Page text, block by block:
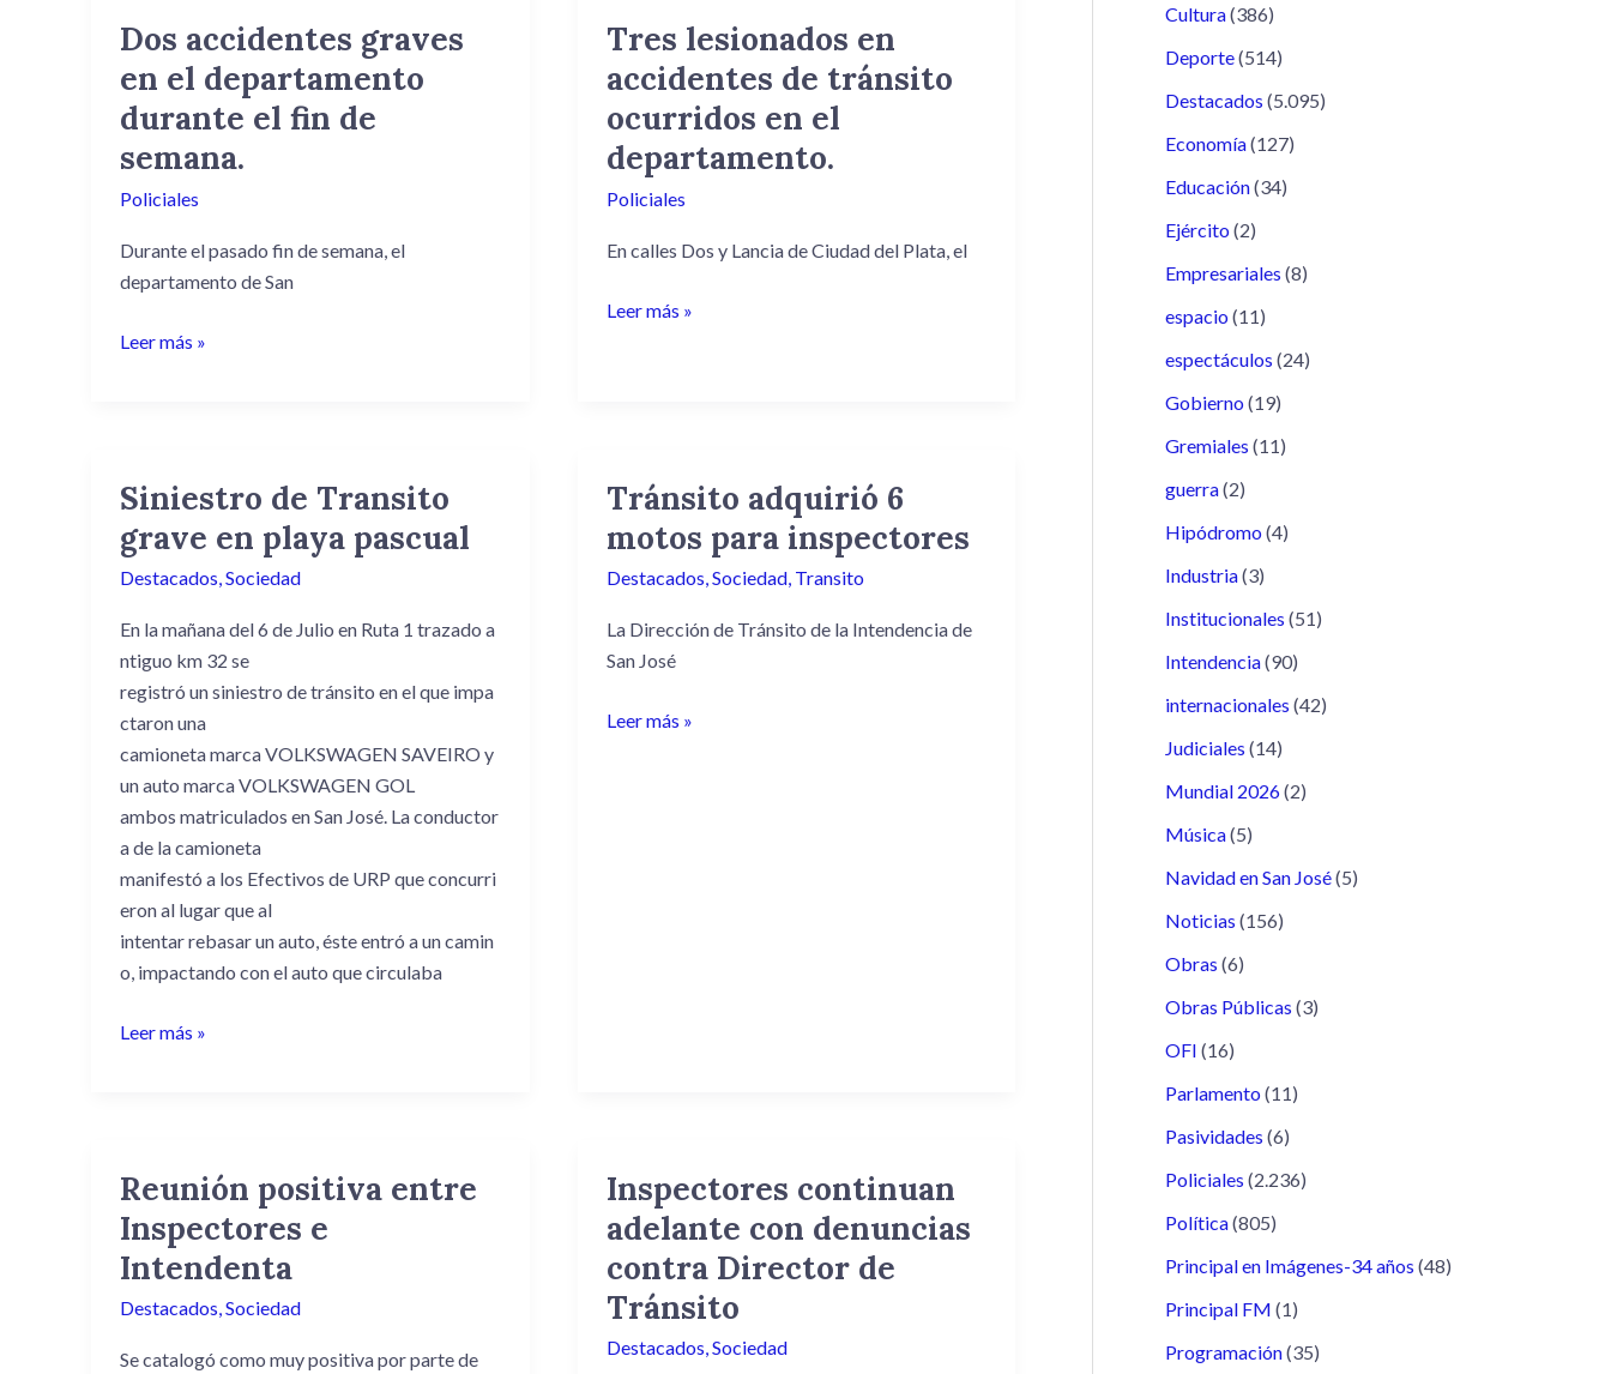
Dos accidentes graves
en el departamento
durante el fin de
semana.
Policiales
Durante el pasado fin de semana, el
departamento de San
fin
de
semana.
Leer más »
Tres lesionados en
accidentes de tránsito
ocurridos en el
departamento.
Policiales
En calles Dos y Lancia de Ciudad del Plata, el
el
departamento.
Leer más »
Siniestro de Transito
grave en playa pascual
Destacados Sociedad
En la mañana del 6 de Julio en Ruta 1 trazado a
ntiguo km 32 se
registró un siniestro de tránsito en el que impa
ctaron una
camioneta marca VOLKSWAGEN SAVEIRO y
un auto marca VOLKSWAGEN GOL
ambos matriculados en San José. La conductor
a de la camioneta
manifestó a los Efectivos de URP que concurri
eron al lugar que al
intentar rebasar un auto, éste entró a un camin
o, impactando con el auto que circulaba
Siniestro
Transito
grave
pascual
Leer más »
Tránsito adquirió 6
motos para inspectores
Destacados Sociedad, Transito
La Dirección de Tránsito de la Intendencia de
San José
Tránsito
adquirió
6
motos
Leer más »
Reunión positiva entre
Inspectores e
Intendenta
Destacados,Sociedad
Se catalogó como muy positiva por parte de
Reunión
positiva
entre
Inspectores
e
Inspectores continuan
adelante con denuncias
contra Director de
Tránsito
Destacados,Sociedad
Inspectores
continuan
adelante
con
denuncias
contra
Cultura(386)
Deporte(514)
Destacados (5.095)
Economía(127)
Educación(34)
Ejército (2)
Empresariales (8)
espacio (11)
espectáculos (24)
Gobierno (19)
Gremiales (11)
guerra(2)
Hipódromo (4)
Industria(3)
Institucionales (51)
Intendencia(90)
internacionales (42)
Judiciales (14)
Mundial 2026(2)
Música(5)
Navidad en San José(5)
Noticias (156)
Obras (6)
Obras Públicas (3)
OFI (16)
Parlamento (11)
Pasividades (6)
Policiales (2.236)
Política(805)
Principal en Imágenes-34 años (48)
Principal FM (1)
Programación(35)